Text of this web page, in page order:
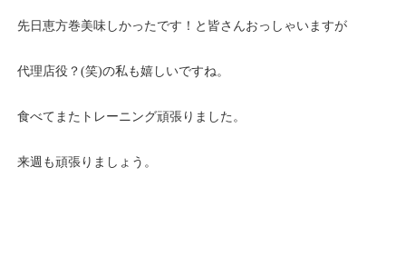
先日恵方巻美味しかったです！と皆さんおっしゃいますが
代理店役？(笑)の私も嬉しいですね。
食べてまたトレーニング頑張りました。
来週も頑張りましょう。